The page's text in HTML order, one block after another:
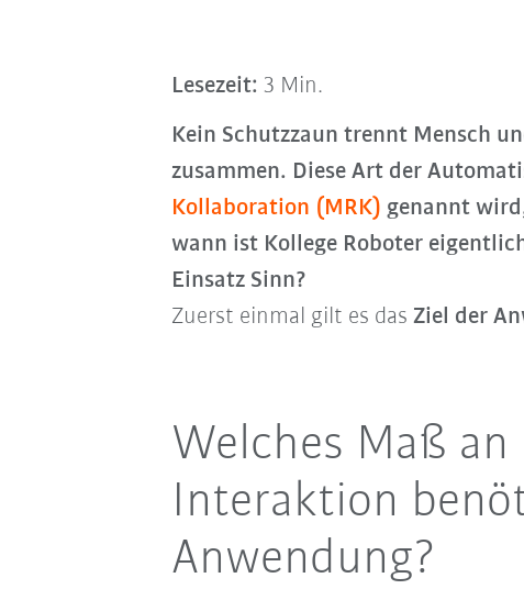
Lesezeit: 3 Min.
Kein Schutzzaun trennt Mensch
zusammen. Diese Art der
Kollaboration (MRK) genannt
wann ist Kollege Roboter
Einsatz Sinn?
Zuerst einmal gilt es das Ziel der
Welches Maß
Interaktion
Anwendung?